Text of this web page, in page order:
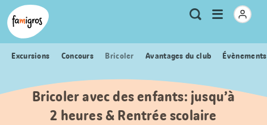
Signets
de
navigation
Header
Logo Métanavigation
RechercheOuvrir
Excursions Concours Bricoler Avantages du club
Bricoler avec des enfants: jusqu’à
2 heures & Rentrée scolaire